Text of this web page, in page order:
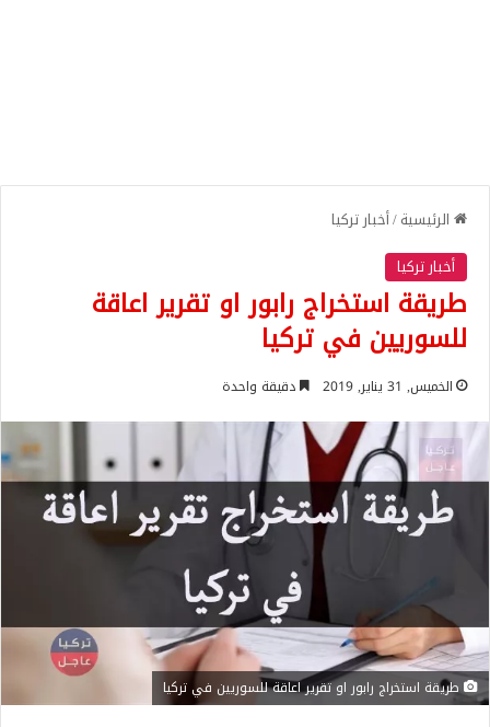
الرئيسية/أخبار تركيا
أخبار تركيا
طريقة استخراج رابور او تقرير اعاقة
للسوريين في تركيا
الخميس, 31 يناير, 2019 دقيقة واحدة
طريقة استخراج رابور او تقرير اعاقة للسوريين في تركيا